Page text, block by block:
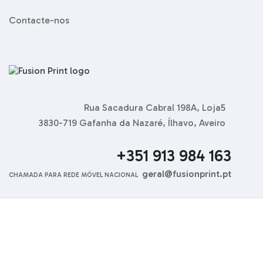
Contacte-nos
Rua Sacadura Cabral 198A, Loja5
3830-719 Gafanha da Nazaré, Ílhavo, Aveiro
+351 913 984 163
CHAMADA PARA REDE MÓVEL NACIONAL geral@fusionprint.pt